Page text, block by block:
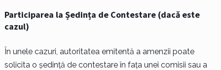
Participarea la Ședința de Contestare (dacă este
cazul)
În unele cazuri, autoritatea emitentă a amenzii poate
solicita o ședință de contestare în fața unei comisii sau a